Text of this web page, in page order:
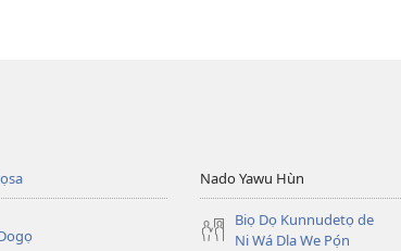
Nado Yawu Hùn
Biọ Dọ Kunnudetọ de
Ni Wá Dla We Pọ́n